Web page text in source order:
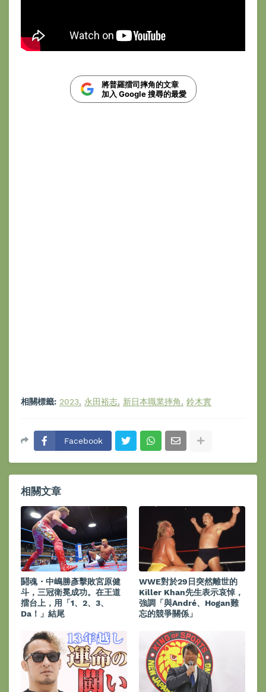
將普羅擂司摔角的文章
加入 Google 搜尋的最愛
相關標籤: 2023 永田裕志 新日本職業摔角 鈴木實
Facebook
相關文章
鬪魂・中嶋勝彥擊敗宮原健
斗，三冠衛冕成功。在王道
擂台上，用「1、2、3、
Da！」結尾
WWE對於29日突然離世的
Killer Khan先生表示哀悼，
強調「與André、Hogan難
忘的競爭關係」